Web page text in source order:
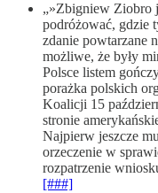
„»Zbigniew Ziobro
podróżować, gdzie
zdanie powtarzane
możliwe, że były
Polsce listem
porażka polskich
Koalicji 15
stronie
Najpierw jeszcze
orzeczenie w
rozpatrzenie
[###]